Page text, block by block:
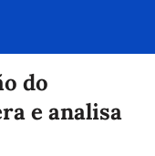
do
e analisa